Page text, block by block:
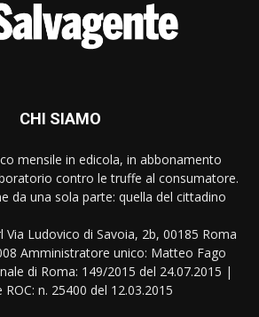
CHI SIAMO
mensile in edicola, in abbonamento
contro le truffe al consumatore.
da una sola parte: quella del cittadino
Via Ludovico di Savoia, 2b, 00185 Roma
Amministratore unico: Matteo Fago
di Roma: 149/2015 del 24.07.2015 |
ROC: n. 25400 del 12.03.2015